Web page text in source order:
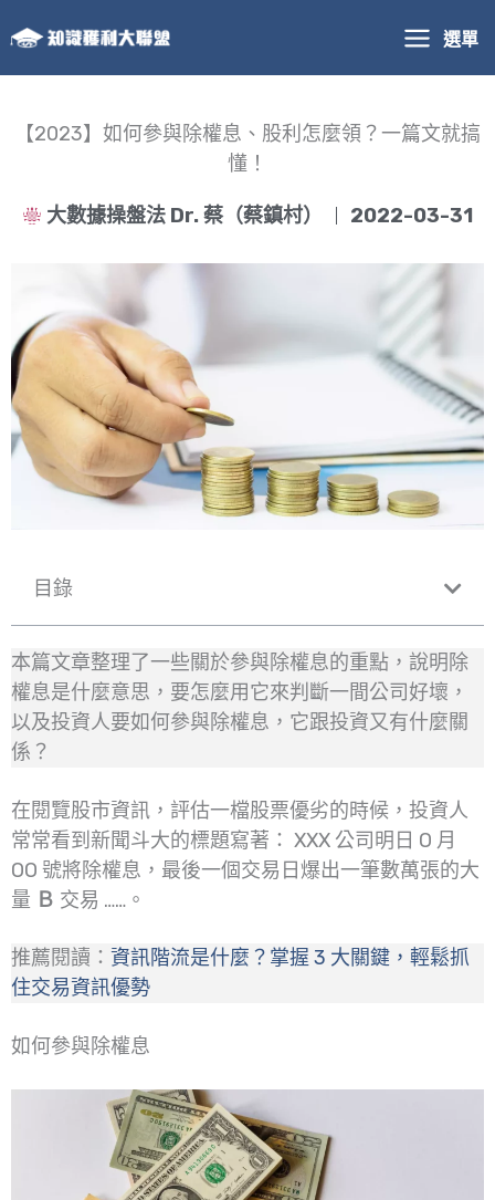
至
主
選單
【2023】如何參與除權息、股利怎麼領？一篇文就搞
懂！
大數據操盤法 Dr. 蔡（蔡鎮村） 2022-03-31
目錄
本篇文章整理了一些關於參與除權息的重點，說明除
權息是什麼意思，要怎麼用它來判斷一間公司好壞，
以及投資人要如何參與除權息，它跟投資又有什麼關
係？
在閱覽股市資訊，評估一檔股票優劣的時候，投資人
常常看到新聞斗大的標題寫著： XXX 公司明日 O 月
OO 號將除權息，最後一個交易日爆出一筆數萬張的大
量 Ｂ 交易 ……。
推薦閱讀： 資訊階流是什麼？掌握 3 大關鍵，輕鬆抓
住交易資訊優勢
如何參與除權息